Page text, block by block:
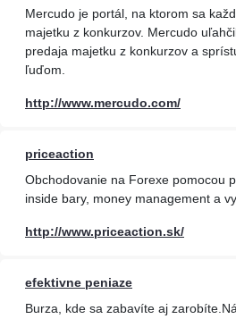
Mercudo je portál, na ktorom sa
majetku z konkurzov. Mercudo
predaja majetku z konkurzov a
ľuďom.
http://www.mercudo.com/
priceaction
Obchodovanie na Forexe pomocou
inside bary, money management a
http://www.priceaction.sk/
efektivne peniaze
Burza, kde sa zabavíte aj